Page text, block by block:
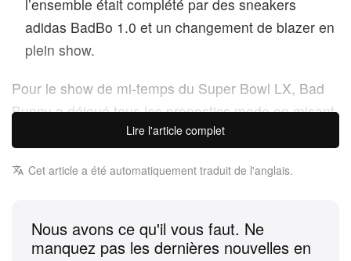
l’ensemble était complété par des sneakers
adidas BadBo 1.0 et un changement de blazer en
plein show.
Pour le show de mi-temps du Super Bowl LX, Bad
Bunny a déjoué tous les pronostics mode en misant
sur un look sur mesure signé Zara, géant espagnol
Schiaparelli ou de Jacquemus, la superstar
une silhouette crème monochrome qui mélangeait
sportswear et tailoring affûté. Pensé avec ses
Lire l'article complet
Cet article a été automatiquement traduit de l'anglais.
Nous avons ce qu'il vous faut. Ne
manquez pas les dernières nouvelles en